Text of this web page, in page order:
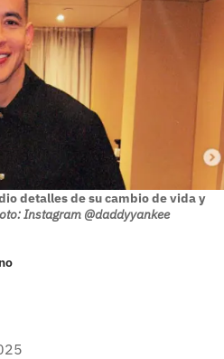
detalles de su cambio de vida y
Instagram @daddyyankee